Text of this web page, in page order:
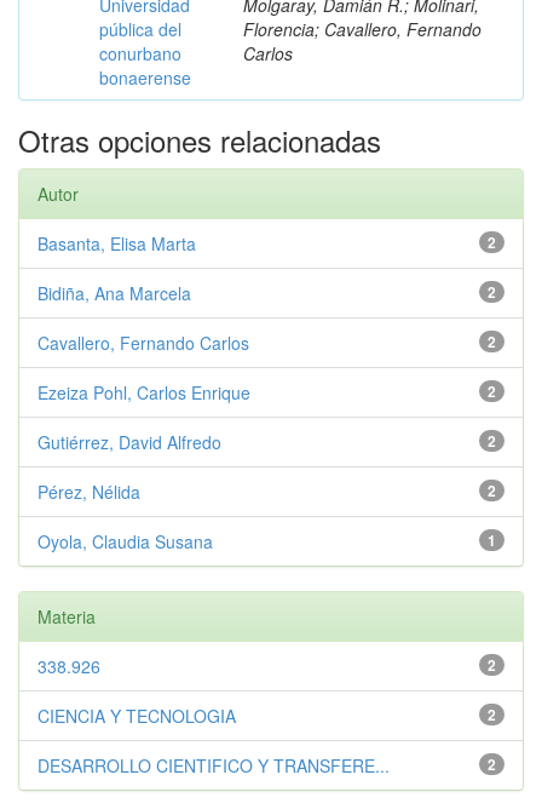
Universidad
pública del
conurbano
bonaerense
Molgaray, Damián R.; Molinari,
Florencia; Cavallero, Fernando
Carlos
Otras opciones relacionadas
Autor
2
Basanta, Elisa Marta
2
Bidiña, Ana Marcela
2
Cavallero, Fernando Carlos
2
Ezeiza Pohl, Carlos Enrique
2
Gutiérrez, David Alfredo
2
Pérez, Nélida
1
Oyola, Claudia Susana
Materia
2
338.926
2
CIENCIA Y TECNOLOGIA
2
DESARROLLO CIENTIFICO Y TRANSFERE...